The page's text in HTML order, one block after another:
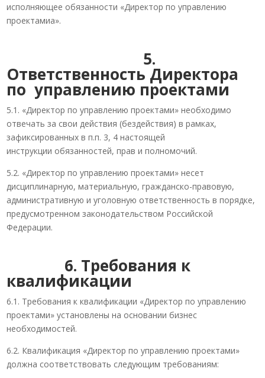
исполняющее обязанности «Директор по управлению
проектамиа».
5.
Ответственность Директора
по управлению проектами
5.1. «Директор по управлению проектами» необходимо
отвечать за свои действия (бездействия) в рамках,
зафиксированных в п.п. 3, 4 настоящей
инструкции обязанностей, прав и полномочий.
5.2. «Директор по управлению проектами» несет
дисциплинарную, материальную, гражданско-правовую,
административную и уголовную ответственность в порядке,
предусмотренном законодательством Российской
Федерации.
6. Требования к
квалификации
6.1. Требования к квалификации «Директор по управлению
проектами» установлены на основании бизнес
необходимостей.
6.2. Квалификация «Директор по управлению проектами»
должна соответствовать следующим требованиям: